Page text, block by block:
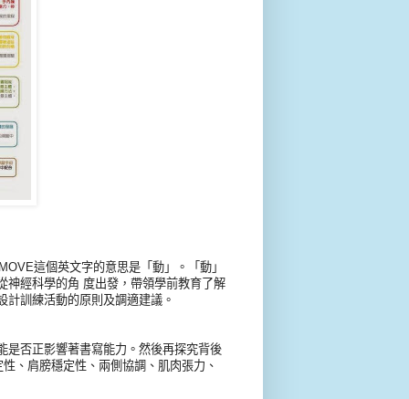
這個英文字的意思是「動」。「動」
神經科學的角 度出發，帶領學前教育了解
訓練活動的原則及調適建議。
是否正影響著書寫能力。然後再探究背後
、肩膀穩定性、兩側協調、肌肉張力、